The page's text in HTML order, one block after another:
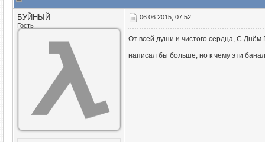
БУЙНЫЙ
Гость
06.06.2015, 07:52
От всей души и чистого сердца, С Днём
написал бы больше, но к чему эти